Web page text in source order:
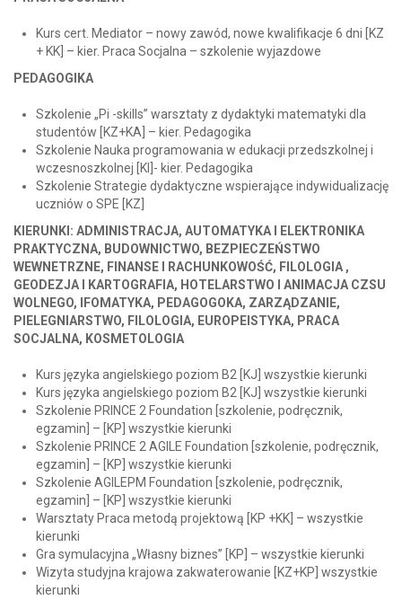
Kurs cert. Mediator – nowy zawód, nowe kwalifikacje 6 dni [KZ
+ KK] – kier. Praca Socjalna – szkolenie wyjazdowe
PEDAGOGIKA
Szkolenie „Pi -skills” warsztaty z dydaktyki matematyki dla
studentów [KZ+KA] – kier. Pedagogika
Szkolenie Nauka programowania w edukacji przedszkolnej i
wczesnoszkolnej [KI]- kier. Pedagogika
Szkolenie Strategie dydaktyczne wspierające indywidualizację
uczniów o SPE [KZ]
KIERUNKI: ADMINISTRACJA, AUTOMATYKA I ELEKTRONIKA
PRAKTYCZNA, BUDOWNICTWO, BEZPIECZEŃSTWO
WEWNETRZNE, FINANSE I RACHUNKOWOŚĆ, FILOLOGIA ,
GEODEZJA I KARTOGRAFIA, HOTELARSTWO I ANIMACJA CZSU
WOLNEGO, IFOMATYKA, PEDAGOGOKA, ZARZĄDZANIE,
PIELEGNIARSTWO, FILOLOGIA, EUROPEISTYKA, PRACA
SOCJALNA, KOSMETOLOGIA
Kurs języka angielskiego poziom B2 [KJ] wszystkie kierunki
Kurs języka angielskiego poziom B2 [KJ] wszystkie kierunki
Szkolenie PRINCE 2 Foundation [szkolenie, podręcznik,
egzamin] – [KP] wszystkie kierunki
Szkolenie PRINCE 2 AGILE Foundation [szkolenie, podręcznik,
egzamin] – [KP] wszystkie kierunki
Szkolenie AGILEPM Foundation [szkolenie, podręcznik,
egzamin] – [KP] wszystkie kierunki
Warsztaty Praca metodą projektową [KP +KK] – wszystkie
kierunki
Gra symulacyjna „Własny biznes” [KP] – wszystkie kierunki
Wizyta studyjna krajowa zakwaterowanie [KZ+KP] wszystkie
kierunki